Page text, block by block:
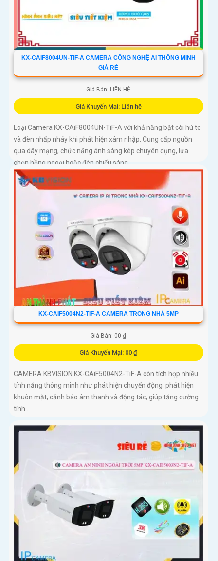
KX-CAIF8004UN-TIF-A CAMERA CÔNG NGHỆ AI THÔNG MINH
GIÁ RẺ
Giá Bán: LIÊN HỆ
Giá Khuyến Mại: Liên hệ
Loại Camera KX-CAiF8004UN-TiF-A với khả năng bật còi hú to
và đèn nhấp nháy khi phát hiện xâm nhập. Cung cấp nguồn
qua dây mạng, chức năng ánh sáng kép chuyên dụng, lựa
chọn hồng ngoại hoặc đèn chiếu sáng
KX-CAIF5004N2-TIF-A CAMERA TRONG NHÀ 5MP
Giá Bán: 00 ₫
Giá Khuyến Mại: 00 ₫
CAMERA KBVISION KX-CAiF5004N2-TiF-A còn tích hợp nhiều
tính năng thông minh như phát hiện chuyển động, phát hiện
khuôn mặt, cảnh báo âm thanh và động tác, giúp tăng cường
tính...